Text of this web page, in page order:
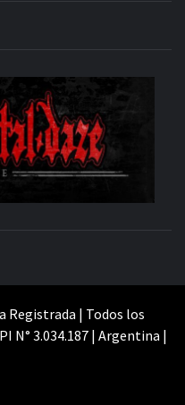
Registrada | Todos los
N° 3.034.187 | Argentina |